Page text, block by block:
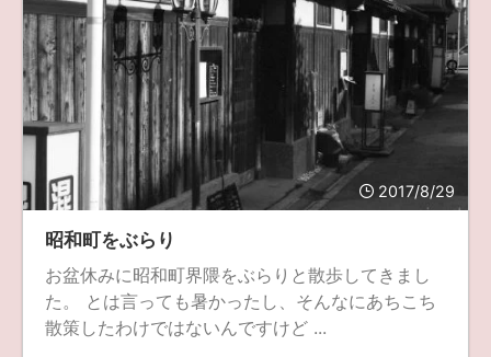
2017/8/29
昭和町をぶらり
お盆休みに昭和町界隈をぶらりと散歩してきまし
た。 とは言っても暑かったし、そんなにあちこち
散策したわけではないんですけど ...